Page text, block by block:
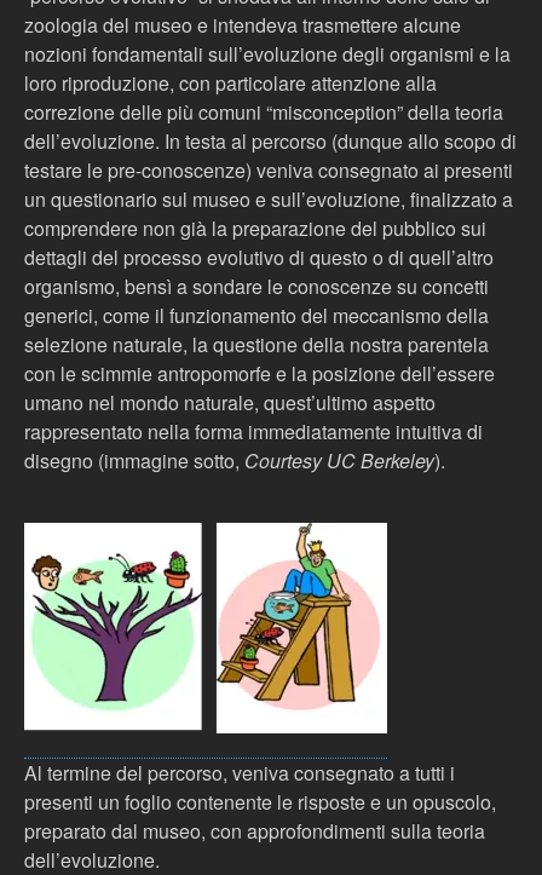
zoologia del museo e intendeva trasmettere alcune
nozioni fondamentali sull’evoluzione degli organismi e la
loro riproduzione, con particolare attenzione alla
correzione delle più comuni “misconception” della teoria
dell’evoluzione. In testa al percorso (dunque allo scopo di
testare le pre-conoscenze) veniva consegnato ai presenti
un questionario sul museo e sull’evoluzione, finalizzato a
comprendere non già la preparazione del pubblico sui
dettagli del processo evolutivo di questo o di quell’altro
organismo, bensì a sondare le conoscenze su concetti
generici, come il funzionamento del meccanismo della
selezione naturale, la questione della nostra parentela
con le scimmie antropomorfe e la posizione dell’essere
umano nel mondo naturale, quest’ultimo aspetto
rappresentato nella forma immediatamente intuitiva di
disegno (immagine sotto, Courtesy UC Berkeley).
Al termine del percorso, veniva consegnato a tutti i
presenti un foglio contenente le risposte e un opuscolo,
preparato dal museo, con approfondimenti sulla teoria
dell’evoluzione.